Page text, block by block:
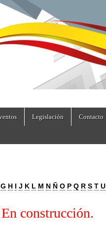
Legislación Contacto
G H I J K L M N Ñ O P Q R S T U
En construcción.